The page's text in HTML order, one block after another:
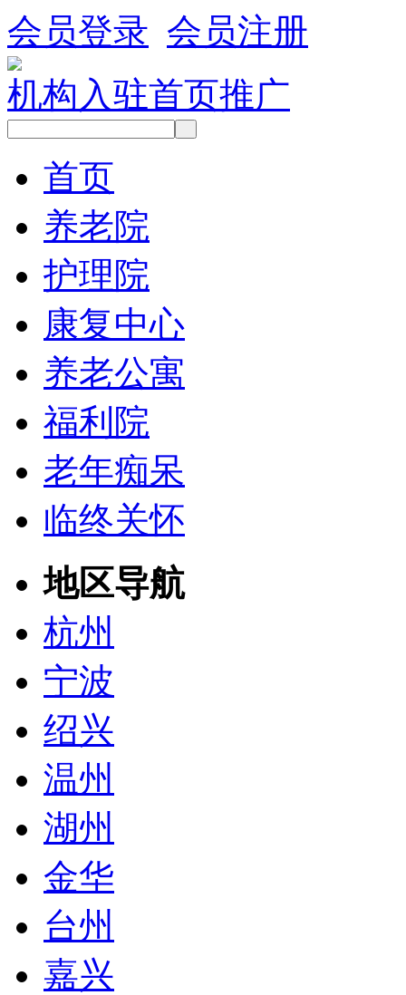
会员登录 会员注册
机构入驻首页推广
首页
养老院
护理院
康复中心
养老公寓
福利院
老年痴呆
临终关怀
地区导航
杭州
宁波
绍兴
温州
湖州
金华
台州
嘉兴